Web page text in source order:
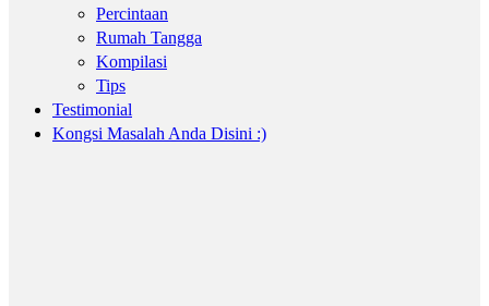
Percintaan
Rumah Tangga
Kompilasi
Tips
Testimonial
Kongsi Masalah Anda Disini :)